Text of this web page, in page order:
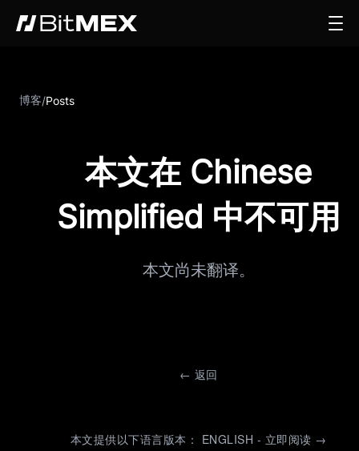
博客/Posts
本文在 Chinese
Simplified 中不可用
本文尚未翻译。
← 返回
本文提供以下语言版本： ENGLISH - 立即阅读 →